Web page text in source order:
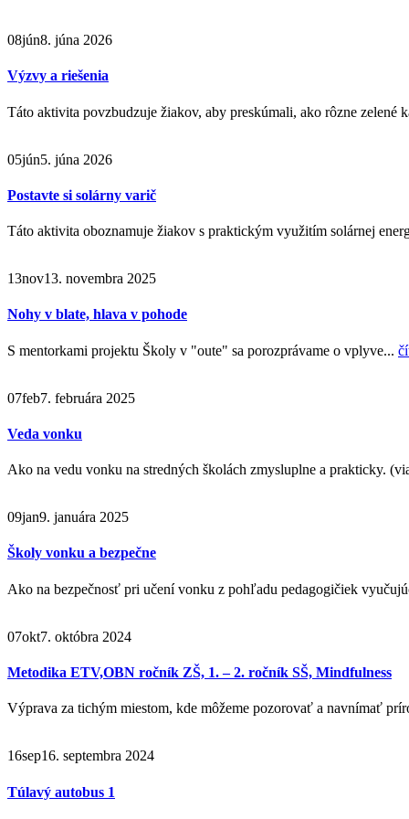
08jún8. júna 2026
Výzvy a riešenia
Táto aktivita povzbudzuje žiakov, aby preskúmali, ako rôzne zelené
05jún5. júna 2026
Postavte si solárny varič
Táto aktivita oboznamuje žiakov s praktickým využitím solárnej
13nov13. novembra 2025
Nohy v blate, hlava v pohode
S mentorkami projektu Školy v "oute" sa porozprávame o vplyve...
07feb7. februára 2025
Veda vonku
Ako na vedu vonku na stredných školách zmysluplne a prakticky.
09jan9. januára 2025
Školy vonku a bezpečne
Ako na bezpečnosť pri učení vonku z pohľadu pedagogičiek
07okt7. októbra 2024
Metodika ETV,OBN ročník ZŠ, 1. – 2. ročník SŠ, Mindfulness
Výprava za tichým miestom, kde môžeme pozorovať a navnímať
16sep16. septembra 2024
Túlavý autobus 1